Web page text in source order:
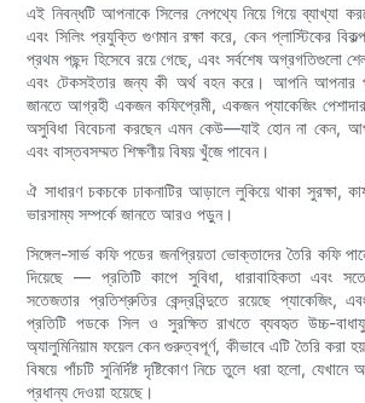
এই নিবন্ধটি আপনাকে সিলের নেপথ্যে নিয়ে গিয়ে ব্যাখ্যা
এবং সিলিং প্রযুক্তি গুণমান রক্ষা করে, কেন প্লাস্টিকের
প্রথম পছন্দ হিসেবে রয়ে গেছে, এবং সর্বশেষ অগ্রগতিগুলো
এবং টেকসইতার জন্য কী অর্থ বহন করে। আপনি আপনার
জানতে আগ্রহী একজন কফিপ্রেমী, একজন প্যাকেজিং
অসুবিধা বিবেচনা করছেন এমন কেউ—যাই হোন না কেন,
এবং বাস্তবসম্মত শিক্ষণীয় বিষয় খুঁজে পাবেন।
ঐ সাধারণ চকচকে ঢাকনাটির আড়ালে লুকিয়ে থাকা সুরক্ষা,
ভারসাম্য সম্পর্কে জানতে আরও পড়ুন।
সিঙ্গেল-সার্ভ কফি পডের জনপ্রিয়তা ভোক্তাদের তৈরি কফি
দিয়েছে — প্রতিটি কাপে সুবিধা, ধারাবাহিকতা এবং
সতেজতার প্রতিশ্রুতির কেন্দ্রবিন্দুতে রয়েছে প্যাকেজিং,
প্রতিটি পডকে সিল ও সুরক্ষিত রাখতে ব্যবহৃত উচ্চ-
অ্যালুমিনিয়াম ফয়েল কেন গুরুত্বপূর্ণ, কীভাবে এটি তৈরি
বিষয়ে পাঁচটি সুনির্দিষ্ট দৃষ্টিকোণ নিচে তুলে ধরা হলো,
প্রধান্য দেওয়া হয়েছে।